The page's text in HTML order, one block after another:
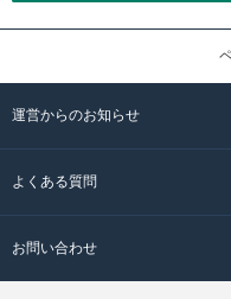
運営からのお知らせ
よくある質問
お問い合わせ